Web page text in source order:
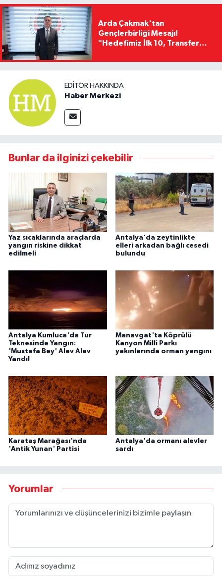
Arda Çakmak'tan
Gençlerbirliği Mesajı!
"Hedefimiz İlk 10, Transfer
Kaldıracağız"
EDITÖR HAKKINDA
Haber Merkezi
Bunlar da ilginizi çekebilir
Yaz sıcaklarında araçlarda
yangın riskine dikkat
edilmeli
Antalya'da zeytinlikte
elleri arkadan bağlı cesedi
bulundu
Antalya Kumluca'da Tur
Teknesinde Yangın:
'Mustafa Bey' Alev Alev
Yandı!
Manavgat'ta Köprülü
Kanyon Milli Parkı
yakınlarında orman yangını
Karataş Marağası'nda
'Antik Yunan' Partisi
Antalya'da ormanı alevler
sardı
Yorumlar